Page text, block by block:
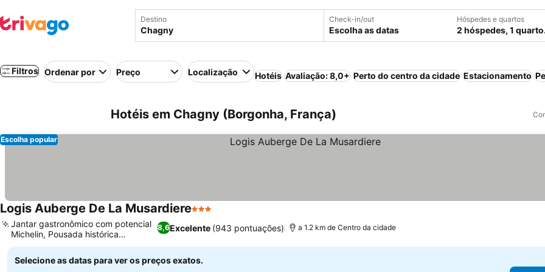
Destino Check-in/out
Escolha as datas
Hóspedes e quartos
2 hóspedes, 1 quarto.
Filtros Ordenar por Preço Localização Hotéis Avaliação: 8,0+ Perto do centro da cidade Estacionamento
Hotéis em Chagny (Borgonha, França)
Escolha popular
Logis Auberge De La Musardiere3 Estrelas
8,6Excelente (943 pontuações)
Jantar gastronômico com potencial
Michelin, Pousada histórica
renovada
a 1.2 km de Centro da cidade
Selecione as datas para ver os preços exatos.